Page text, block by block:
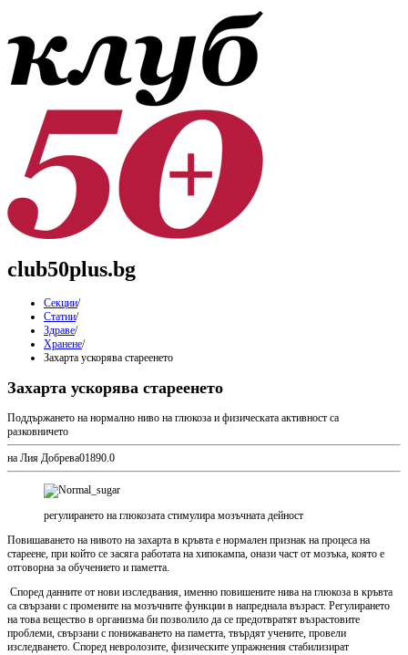
club50plus.bg
Секции/
Статии/
Здраве/
Хранене/
Захарта ускорява стареенето
Захарта ускорява стареенето
Поддържането на нормално ниво на глюкоза и физическата активност са
разковничето
на Лия Добрева01890.0
регулирането на глюкозата стимулира мозъчната дейност
Повишаването на нивото на захарта в кръвта е нормален признак на процеса на
стареене, при който се засяга работата на хипокампа, онази част от мозъка, която е
отговорна за обучението и паметта.
Според данните от нови изследвания, именно повишените нива на глюкоза в кръвта
са свързани с промените на мозъчните функции в напреднала възраст. Регулирането
на това вещество в организма би позволило да се предотвратят възрастовите
проблеми, свързани с понижаването на паметта, твърдят учените, провели
изследването. Според невролозите, физическите упражнения стабилизират